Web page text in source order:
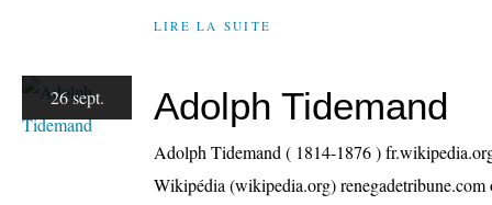
LIRE LA SUITE
26 sept. Adolph Tidemand
Adolph Tidemand ( 1814-1876 )
Wikipédia (wikipedia.org) renegadetribune.com